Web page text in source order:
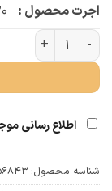
اجرت محصول :
بنگل سلین (کد 4014) عدد
اطلاع رسانی
شناسه محصول: